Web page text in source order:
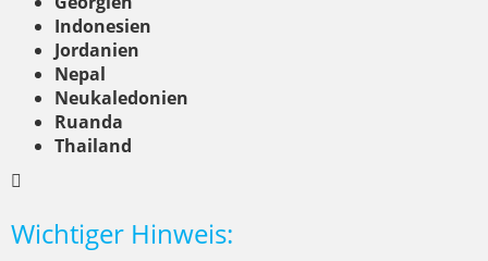
Indonesien
Jordanien
Nepal
Neukaledonien
Ruanda
Thailand
Wichtiger Hinweis: